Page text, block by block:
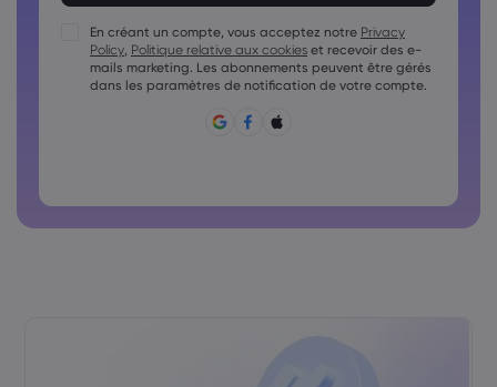
Le mot de passe doit contenir au moins 1 caractère
numérique
Le mot de passe doit contenir au moins 1 lettre majuscule.
Le mot de passe doit contenir au moins 1 lettre minuscule
En créant un compte, vous acceptez notre Privacy
Policy, Politique relative aux cookies et recevoir des e-
mails marketing. Les abonnements peuvent être gérés
dans les paramètres de notification de votre compte.